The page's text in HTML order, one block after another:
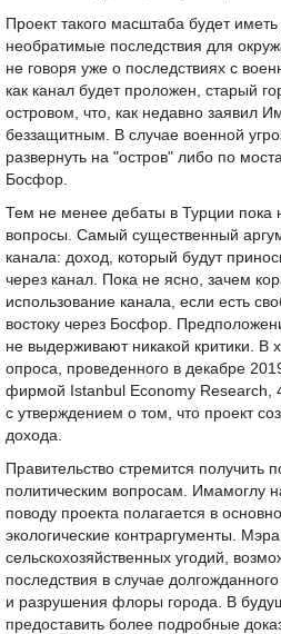
Проект такого масштаба будет
необратимые последствия для
не говоря уже о последствиях с
как канал будет проложен, старый
островом, что, как недавно заявил
беззащитным. В случае военной
развернуть на "остров" либо по
Босфор.
Тем не менее дебаты в Турции пока
вопросы. Самый существенный
канала: доход, который будут
через канал. Пока не ясно, зачем
использование канала, если есть
востоку через Босфор.
не выдерживают никакой критики. В
опроса, проведенного в декабре
фирмой Istanbul Economy Research,
с утверждением о том, что проект
дохода.
Правительство стремится получить
политическим вопросам. Имамоглу
поводу проекта полагается в
экологические контраргументы.
сельскохозяйственных угодий,
последствия в случае
и разрушения флоры города. В
предоставить более подробные